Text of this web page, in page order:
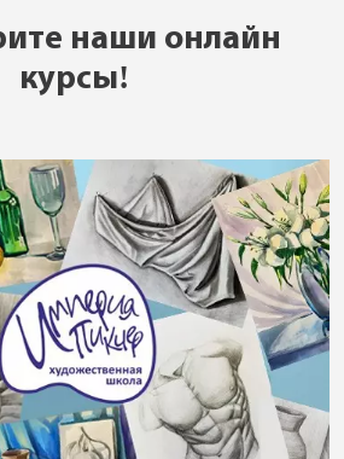
наши онлайн
курсы!